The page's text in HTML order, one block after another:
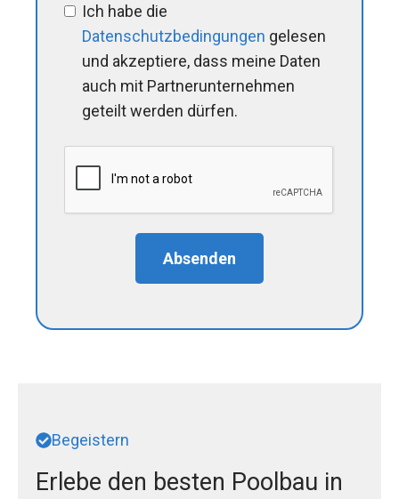
Ich habe die
Datenschutzbedingungen gelesen
und akzeptiere, dass meine Daten
auch mit Partnerunternehmen
geteilt werden dürfen.
Absenden
Begeistern
Erlebe den besten Poolbau in